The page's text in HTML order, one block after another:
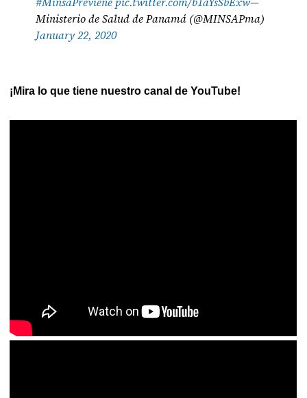
Ministerio de Salud de Panamá (@MINSAPma)
January 22, 2020
¡Mira lo que tiene nuestro canal de YouTube!